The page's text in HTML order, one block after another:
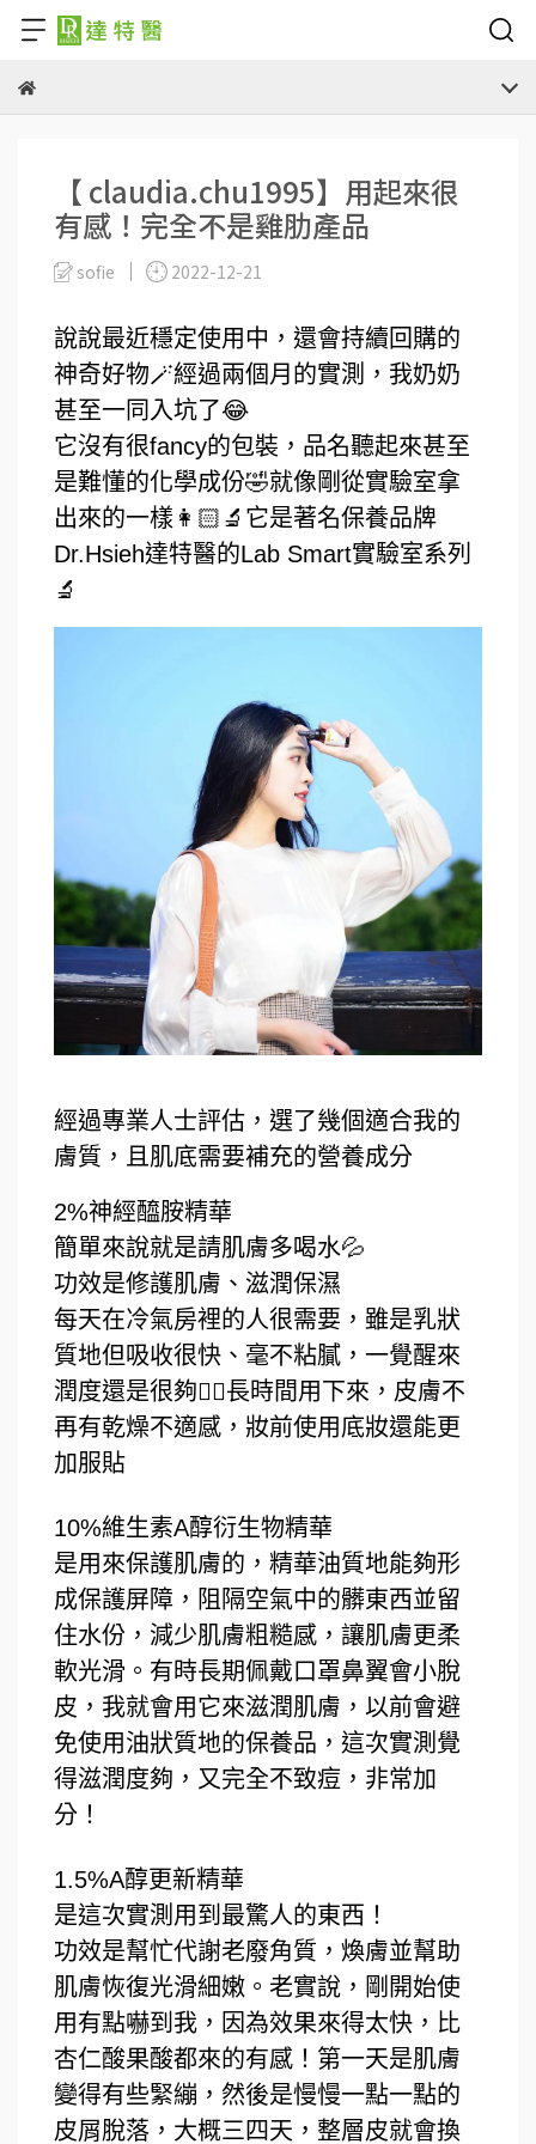
【 claudia.chu1995】用起來很
有感！完全不是雞肋產品
sofie 2022-12-21
說說最近穩定使用中，還會持續回購的
神奇好物🪄經過兩個月的實測，我奶奶
甚至一同入坑了😂
它沒有很fancy的包裝，品名聽起來甚至
是難懂的化學成份🤣就像剛從實驗室拿
出來的一樣👩🏻‍🔬它是著名保養品牌
Dr.Hsieh達特醫的Lab Smart實驗室系列
🔬
經過專業人士評估，選了幾個適合我的
膚質，且肌底需要補充的營養成分
2%神經醯胺精華
簡單來說就是請肌膚多喝水💦
功效是修護肌膚、滋潤保濕
每天在冷氣房裡的人很需要，雖是乳狀
質地但吸收很快、毫不粘膩，一覺醒來
潤度還是很夠👌🏻長時間用下來，皮膚不
再有乾燥不適感，妝前使用底妝還能更
加服貼
10%維生素A醇衍生物精華
是用來保護肌膚的，精華油質地能夠形
成保護屏障，阻隔空氣中的髒東西並留
住水份，減少肌膚粗糙感，讓肌膚更柔
軟光滑。有時長期佩戴口罩鼻翼會小脫
皮，我就會用它來滋潤肌膚，以前會避
免使用油狀質地的保養品，這次實測覺
得滋潤度夠，又完全不致痘，非常加
分！
1.5%A醇更新精華
是這次實測用到最驚人的東西！
功效是幫忙代謝老廢角質，煥膚並幫助
肌膚恢復光滑細嫩。老實說，剛開始使
用有點嚇到我，因為效果來得太快，比
杏仁酸果酸都來的有感！第一天是肌膚
變得有些緊繃，然後是慢慢一點一點的
皮屑脫落，大概三四天，整層皮就會換